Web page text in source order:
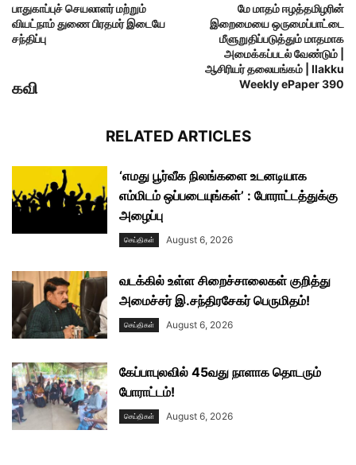
பாதுகாப்புச் செயலாளர் மற்றும்
வியட்நாம் துணை பிரதமர் இடையே
சந்திப்பு
மே மாதம் ஈழத்தமிழரின்
இறைமையை ஒருமைப்பாட்டை
மீளுறுதிப்படுத்தும் மாதமாக
அமைக்கப்படல் வேண்டும் |
ஆசிரியர் தலையங்கம் | Ilakku
Weekly ePaper 390
கவி
RELATED ARTICLES
‘எமது பூர்வீக நிலங்களை உடனடியாக
எம்மிடம் ஒப்படையுங்கள்’ : போராட்டத்துக்கு
அழைப்பு
செய்திகள் August 6, 2026
வடக்கில் உள்ள சிறைச்சாலைகள் குறித்து
அமைச்சர் இ.சந்திரசேகர் பெருமிதம்!
செய்திகள் August 6, 2026
கேப்பாபுலவில் 45வது நாளாக தொடரும்
போராட்டம்!
செய்திகள் August 6, 2026